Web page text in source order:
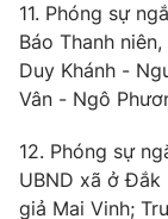
11. Phóng sự
Báo Thanh
Duy Khánh -
Vân - Ngô
12. Phóng sự
UBND xã ở Đắk
giả Mai Vinh;